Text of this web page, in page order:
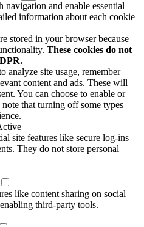
navigation and enable essential
information about each cookie
stored in your browser because
These cookies do not
analyze site usage, remember
content and ads. These will
You can choose to enable or
that turning off some types
site features like secure log-ins
They do not store personal
like content sharing on social
third-party tools.